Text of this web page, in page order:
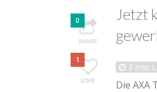
0
SHARE
1
LOVE
Jetzt
3 min
Die AXA